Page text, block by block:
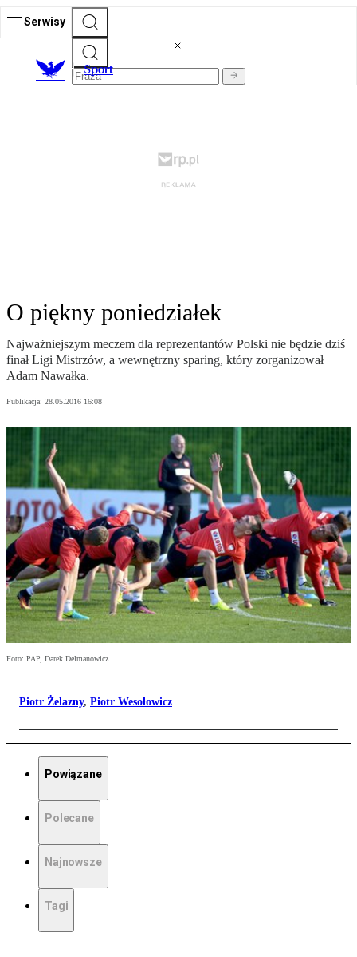
Serwisy
Sport
O piękny poniedziałek
Najważniejszym meczem dla reprezentantów Polski nie będzie dziś
finał Ligi Mistrzów, a wewnętrzny sparing, który zorganizował
Adam Nawałka.
Publikacja: 28.05.2016 16:08
Foto: PAP, Darek Delmanowicz
Piotr Żelazny, Piotr Wesołowicz
Powiązane
Polecane
Najnowsze
Tagi